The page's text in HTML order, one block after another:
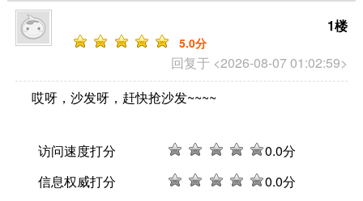
回复于 <2026-08-07 01:02:59>
1楼
5.0分
哎呀，沙发呀，赶快抢沙发~~~~
访问速度打分 0.0分
信息权威打分
0.0分